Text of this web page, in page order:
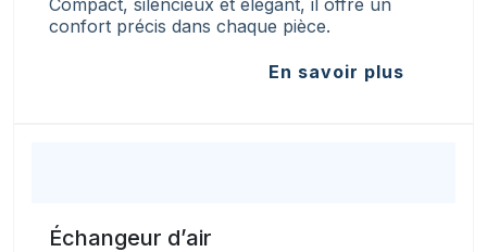
confort précis dans chaque pièce.
En savoir plus
Échangeur d’air